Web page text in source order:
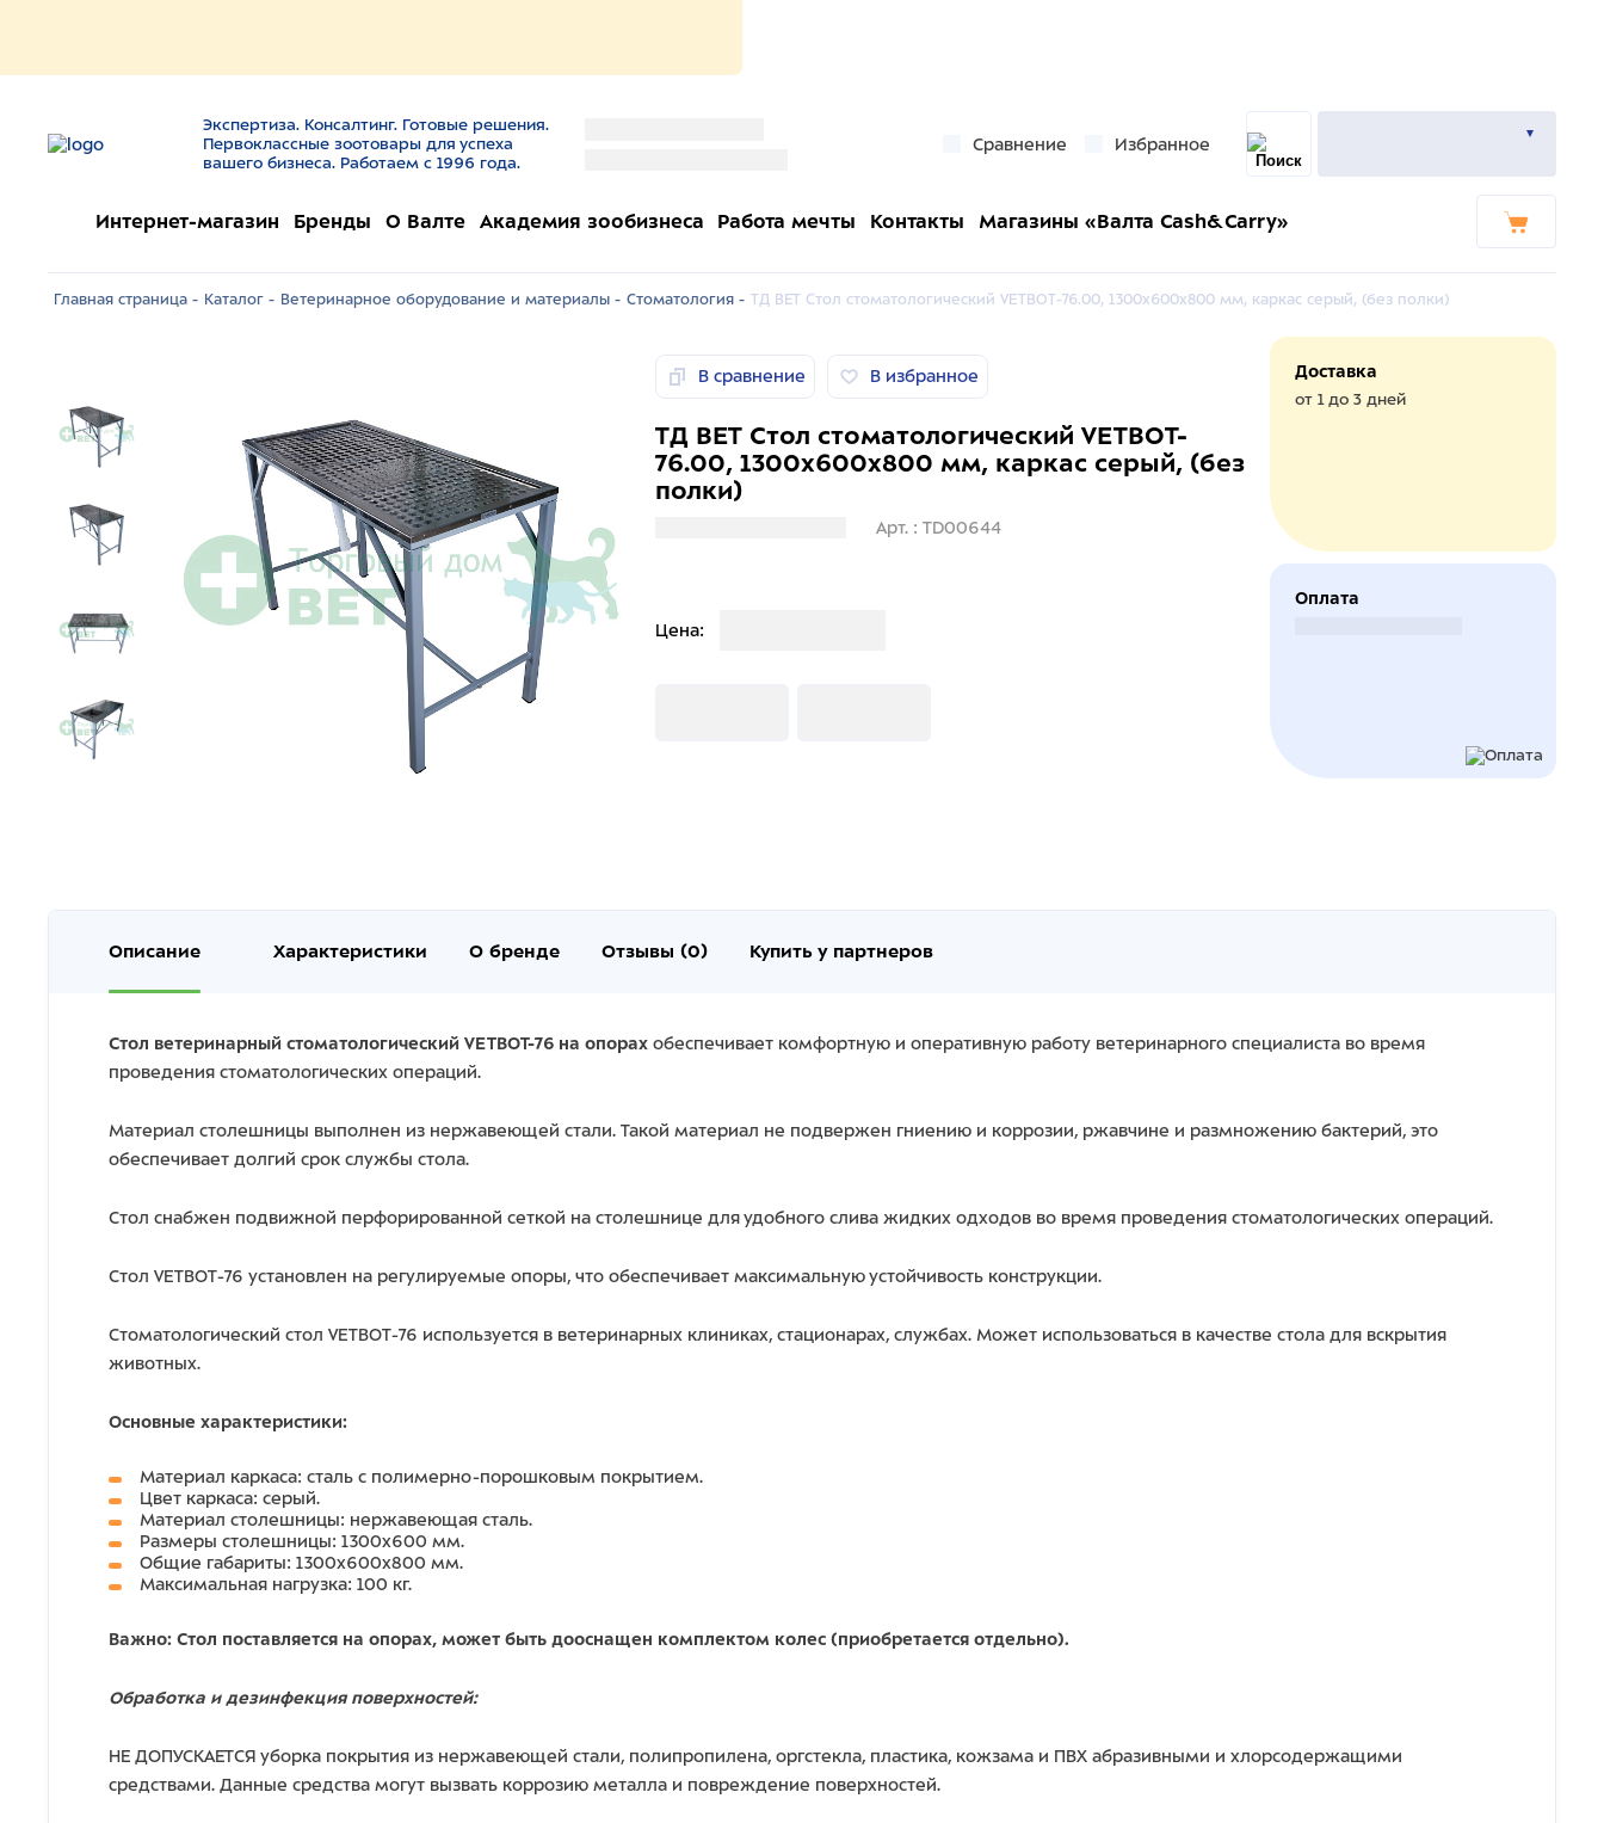
Экспертиза. Консалтинг. Готовые решения.
Первоклассные зоотовары для успеха
вашего бизнеса. Работаем с 1996 года.
Сравнение Избранное
Интернет-магазин Бренды О Валте Академия зообизнеса Работа мечты Контакты Магазины «Валта Cash&Carry»
Главная страница - Каталог - Ветеринарное оборудование и материалы - Стоматология - ТД ВЕТ Стол стоматологический VETBOT-76.00, 1300х600х800 мм, каркас серый, (без полки)
В сравнение В избранное
ТД ВЕТ Стол стоматологический VETBOT-
76.00, 1300х600х800 мм, каркас серый, (без
полки)
Арт. : TD00644
Цена:
Доставка
от 1 до 3 дней
Оплата
Описание Характеристики О бренде Отзывы (0) Купить у партнеров
Стол ветеринарный стоматологический VETBOT-76 на опорах обеспечивает комфортную и оперативную работу ветеринарного специалиста во время
проведения стоматологических операций.
Материал столешницы выполнен из нержавеющей стали. Такой материал не подвержен гниению и коррозии, ржавчине и размножению бактерий, это
обеспечивает долгий срок службы стола.
Стол снабжен подвижной перфорированной сеткой на столешнице для удобного слива жидких одходов во время проведения стоматологических операций.
Стол VETBOT-76 установлен на регулируемые опоры, что обеспечивает максимальную устойчивость конструкции.
Стоматологический стол VETBOT-76 используется в ветеринарных клиниках, стационарах, службах. Может использоваться в качестве стола для вскрытия
животных.
Основные характеристики:
Материал каркаса: сталь с полимерно-порошковым покрытием.
Цвет каркаса: серый.
Материал столешницы: нержавеющая сталь.
Размеры столешницы: 1300х600 мм.
Общие габариты: 1300х600х800 мм.
Максимальная нагрузка: 100 кг.
Важно: Стол поставляется на опорах, может быть дооснащен комплектом колес (приобретается отдельно).
Обработка и дезинфекция поверхностей:
НЕ ДОПУСКАЕТСЯ уборка покрытия из нержавеющей стали, полипропилена, оргстекла, пластика, кожзама и ПВХ абразивными и хлорсодержащими
средствами. Данные средства могут вызвать коррозию металла и повреждение поверхностей.